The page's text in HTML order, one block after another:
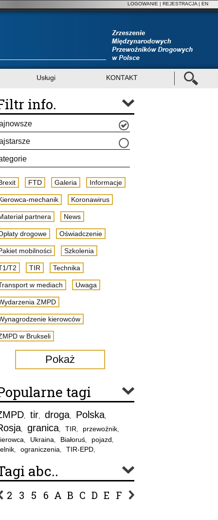
LOGOWANIE | REJESTRACJA | EN
Usługi KONTAKT
info.
FTD Galeria Informacje
mechanik Koronawirus
partnera News
drogowe Oświadczenie
mobilności Szkolenia
T2 TIR Technika
w mediach Uwaga
ZMPD
kierowców
w Brukseli
Pokaż
tagi
, tir, droga, Polska,
, granica, TIR, przewoźnik,
, Ukraina, Białoruś, pojazd,
, ograniczenia, TIR-EPD,
abc..
2 3 5 6 A B C D E F G